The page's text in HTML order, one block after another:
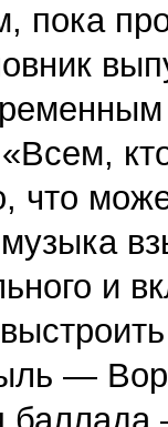
пока
что
и
—